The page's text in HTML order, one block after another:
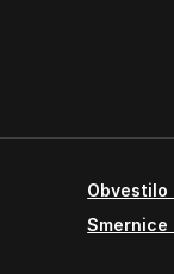
Smernice